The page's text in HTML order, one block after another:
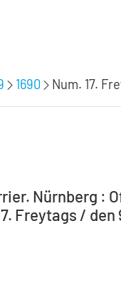
1690 Num. 17.
Nürnberg :
Freytags / den